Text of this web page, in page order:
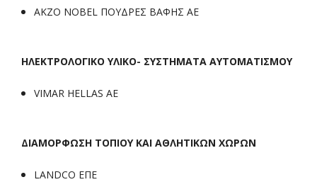
AKZO NOBEL ΠΟΥΔΡΕΣ ΒΑΦΗΣ ΑΕ
ΗΛΕΚΤΡΟΛΟΓΙΚΟ ΥΛΙΚΟ- ΣΥΣΤΗΜΑΤΑ ΑΥΤΟΜΑΤΙΣΜΟΥ
VIMAR HELLAS AE
ΔΙΑΜΟΡΦΩΣΗ ΤΟΠΙΟΥ ΚΑΙ ΑΘΛΗΤΙΚΩΝ ΧΩΡΩΝ
LANDCO ΕΠΕ